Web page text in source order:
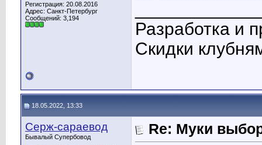
Регистрация: 20.08.2016
Адрес: Санкт-Петербург
Сообщений: 3,194
Разработка и
Скидки
18.05.2022, 13:33
Серж-сараевод
Бывалый Супербовод
Re: Муки